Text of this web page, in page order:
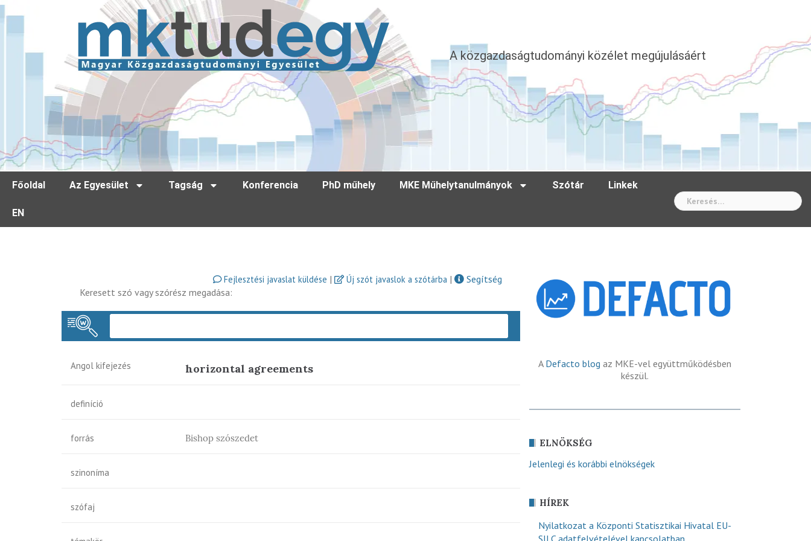
A közgazdaságtudományi közélet megújulásáért
Főoldal Az Egyesület Tagság Konferencia PhD műhely MKE Műhelytanulmányok Szótár Linkek
EN
Fejlesztési javaslat küldése | Új szót javaslok a szótárba |
Segítség
Keresett szó vagy szórész megadása:
Angol kifejezés horizontal agreements
definíció
forrás Bishop szószedet
szinoníma
szófaj
A Defacto blog az MKE-vel együttműködésben
készül.
ELNÖKSÉG
Jelenlegi és korábbi elnökségek
HÍREK
Nyilatkozat a Központi Statisztikai Hivatal EU-
SILC adatfelvételével kapcsolatban